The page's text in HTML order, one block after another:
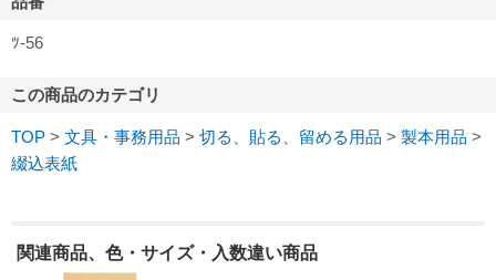
ﾂ-56
この商品のカテゴリ
TOP > 文具・事務用品 > 切る、貼る、留める用品 > 製本用品 >
綴込表紙
関連商品、色・サイズ・入数違い商品